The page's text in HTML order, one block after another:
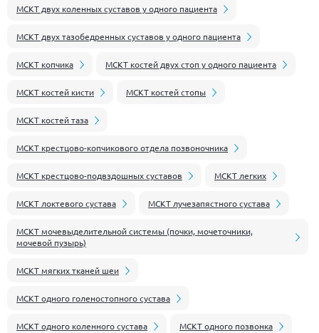
МСКТ двух коленных суставов у одного пациента
МСКТ двух тазобедренных суставов у одного пациента
МСКТ копчика МСКТ костей двух стоп у одного пациента
МСКТ костей кисти МСКТ костей стопы
МСКТ костей таза
МСКТ крестцово-копчикового отдела позвоночника
МСКТ крестцово-подвздошных суставов МСКТ легких
МСКТ локтевого сустава МСКТ лучезапястного сустава
МСКТ мочевыделительной системы (почки, мочеточники,
мочевой пузырь)
МСКТ мягких тканей шеи
МСКТ одного голеностопного сустава
МСКТ одного коленного сустава МСКТ одного позвонка